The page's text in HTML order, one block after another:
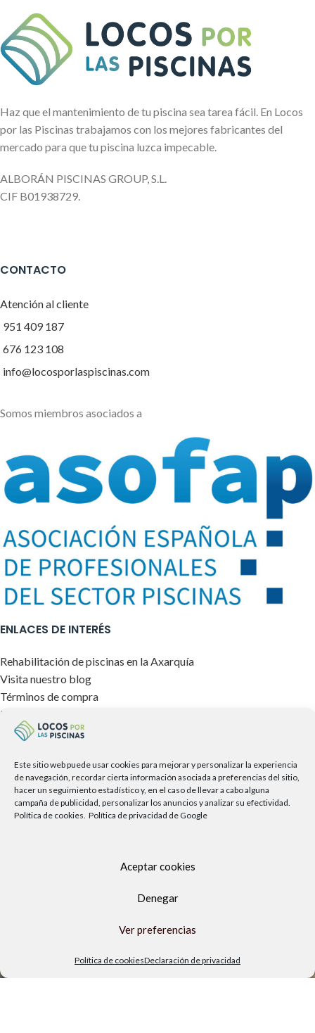
Este sitio web puede usar cookies para mejorar y personalizar la experiencia
de navegación, recordar cierta información asociada a preferencias del sitio,
hacer un seguimiento estadístico y, en el caso de llevar a cabo alguna
campaña de publicidad, personalizar los anuncios y analizar su efectividad.
Política de cookies. Política de privacidad de Google
Aceptar cookies
Denegar
Ver preferencias
Política de cookiesDeclaración de privacidad
Haz que el mantenimiento de tu piscina sea tarea fácil. En Locos
por las Piscinas trabajamos con los mejores fabricantes del
mercado para que tu piscina luzca impecable.
ALBORÁN PISCINAS GROUP, S.L.
CIF B01938729.
CONTACTO
Atención al cliente
951 409 187
676 123 108
info@locosporlaspiscinas.com
Somos miembros asociados a
ENLACES DE INTERÉS
Rehabilitación de piscinas en la Axarquía
Visita nuestro blog
Términos de compra
Envíos y devoluciones
Política de privacidad
Aviso legal
TIENDA FÍSICA